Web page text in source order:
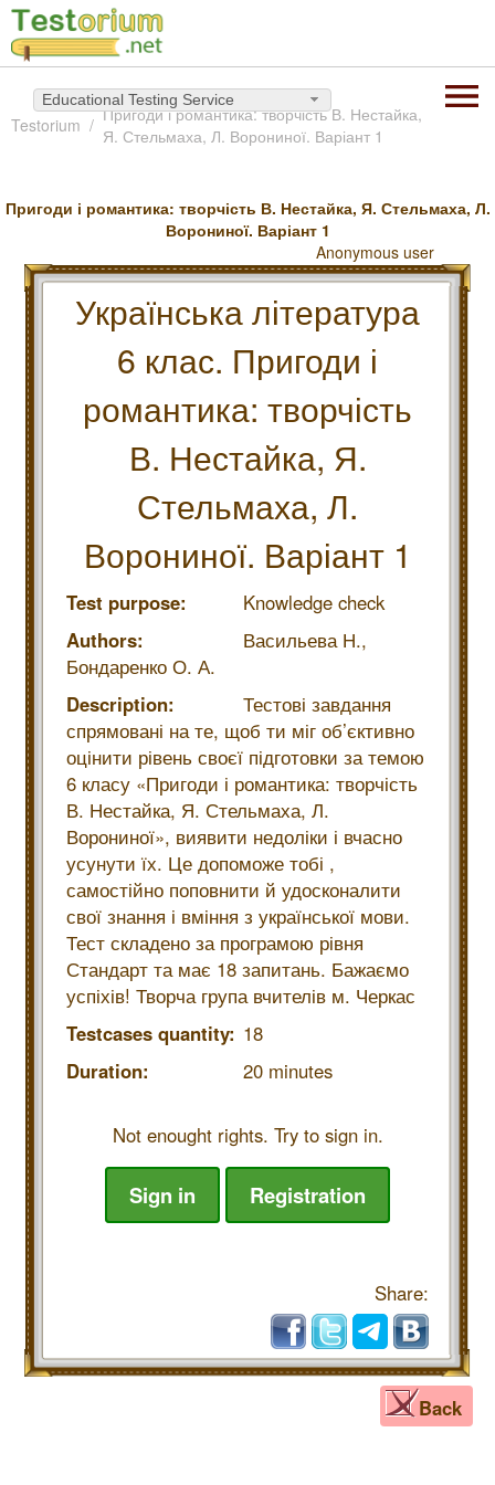
Educational Testing Service
Testorium
Пригоди і романтика: творчість В. Нестайка,
Я. Стельмаха, Л. Ворониної. Варіант 1
Пригоди і романтика: творчість В. Нестайка, Я. Стельмаха, Л.
Ворониної. Варіант 1
Anonymous user
Українська література
6 клас. Пригоди і
романтика: творчість
В. Нестайка, Я.
Стельмаха, Л.
Ворониної. Варіант 1
Test purpose:
Knowledge check
Authors:
Васильева Н.,
Бондаренко О. А.
Description:
Тестові завдання
спрямовані на те, щоб ти міг об’єктивно
оцінити рівень своєї підготовки за темою
6 класу «Пригоди і романтика: творчість
В. Нестайка, Я. Стельмаха, Л.
Ворониної», виявити недоліки і вчасно
усунути їх. Це допоможе тобі ,
самостійно поповнити й удосконалити
свої знання і вміння з української мови.
Тест складено за програмою рівня
Стандарт та має 18 запитань. Бажаємо
успіхів! Творча група вчителів м. Черкас
Testcases quantity: 18
Duration:
20 minutes
Not enought rights. Try to sign in.
Sign in Registration
Share:
Back